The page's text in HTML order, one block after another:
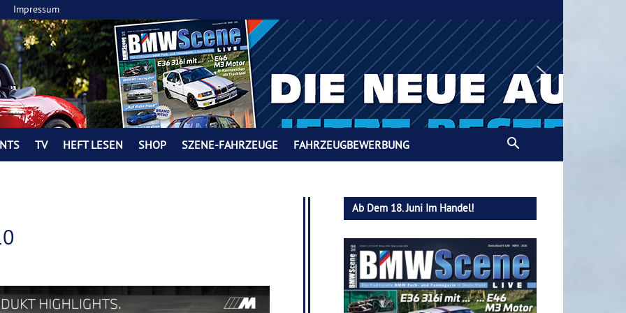
Impressum
TV HEFT LESEN SHOP SZENE-FAHRZEUGE FAHRZEUGBEWERBUNG
Ab Dem 18. Juni Im Handel!